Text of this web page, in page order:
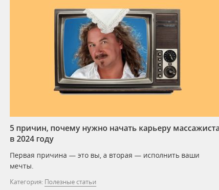
5 причин, почему нужно начать карьеру
в 2024 году
Первая причина — это вы, а вторая — исполнить ваши
мечты.
Категория: Полезные статьи